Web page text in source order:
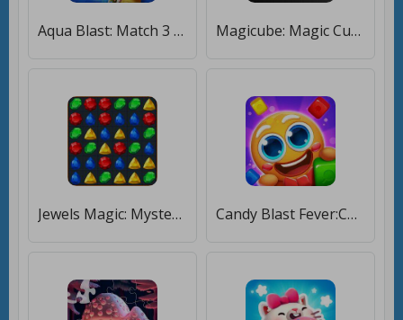
Aqua Blast: Match 3 Puzzle [Много монет] Magicube: Magic Cube Puzzle 3D [Много денег]
Jewels Magic: Mystery Match3 [Много денег] Candy Blast Fever:Cubes Puzzle [Много монет]